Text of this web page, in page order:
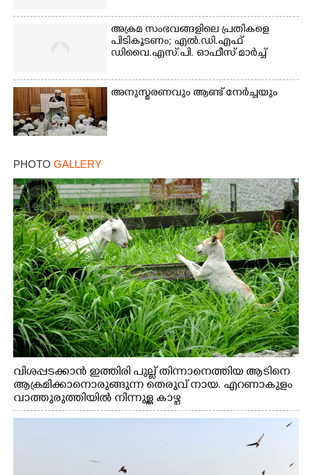
അക്രമ സംഭവങ്ങളിലെ പ്രതികളെ
പിടികൂടണം; എൽ.ഡി.എഫ്
ഡിവൈ.എസ്.പി. ഓഫീസ് മാർച്ച്
അനുസ്മരണവും ആണ്ട് നേർച്ചയും
PHOTO GALLERY
വിശപ്പടക്കാൻ ഇത്തിരി പുല്ല് തിന്നാനെത്തിയ ആടിനെ
ആക്രമിക്കാനൊരുങ്ങുന്ന തെരുവ് നായ. എറണാകുളം
വാത്തുരുത്തിയിൽ നിന്നുള്ള കാഴ്ച